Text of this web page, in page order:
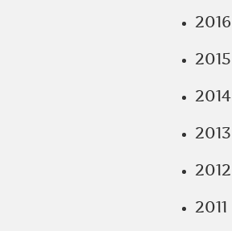
2016
2015
2014
2013
2012
2011